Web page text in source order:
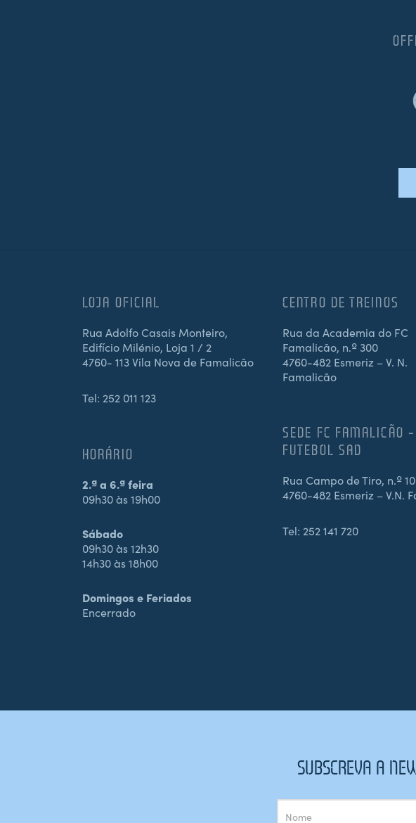
LOJA OFICIAL
Rua Adolfo Casais Monteiro,
Edifício Milénio, Loja 1 / 2
4760- 113 Vila Nova de Famalicão
Tel: 252 011 123
HORÁRIO
2.ª a 6.ª feira
09h30 às 19h00
Sábado
09h30 às 12h30
14h30 às 18h00
Domingos e Feriados
Encerrado
CENTRO DE TREINOS
Rua da Academia do FC
Famalicão, n.º 300
4760-482 Esmeriz – V. N.
Famalicão
SEDE FC FAMALICÃO –
FUTEBOL SAD
Rua Campo de Tiro, n.º
4760-482 Esmeriz – V.N.
Tel: 252 141 720
SUBSCREVA A